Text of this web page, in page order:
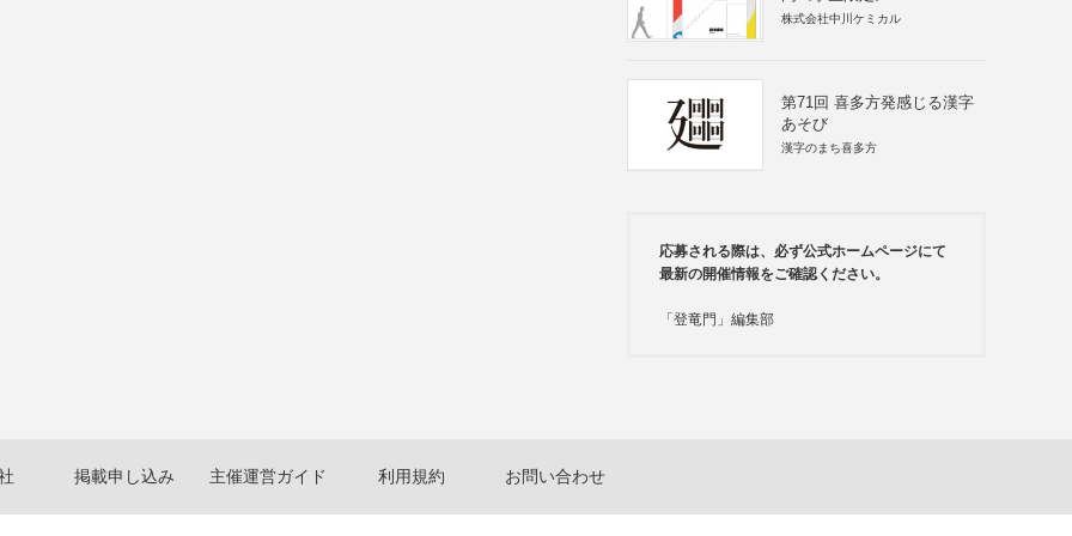
株式会社中川ケミカル
第71回 喜多方発感じる漢字
あそび
漢字のまち喜多方
応募される際は、必ず公式ホームページにて
最新の開催情報をご確認ください。
「登竜門」編集部
掲載申し込み 主催運営ガイド 利用規約 お問い合わせ